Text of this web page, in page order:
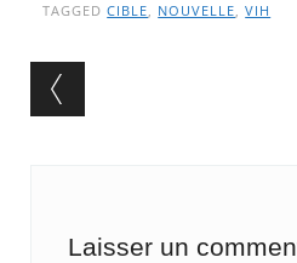
TAGGEDCIBLE, NOUVELLE,VIH
Post navigation
Laisser un